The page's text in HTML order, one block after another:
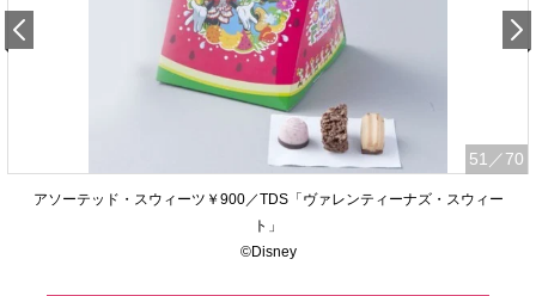
51 ／70
アソーテッド・スウィーツ￥900／TDS「ヴァレンティーナズ・スウィー
ト」
©Disney